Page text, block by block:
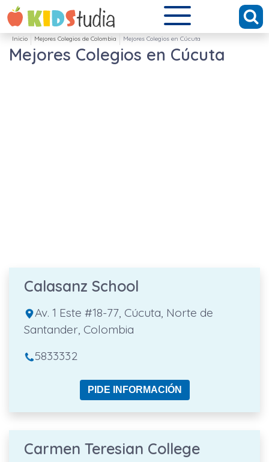
Inicio Mejores Colegios de Colombia Mejores Colegios en Cúcuta
Mejores Colegios en Cúcuta
Calasanz School
Av. 1 Este #18-77, Cúcuta, Norte de
Santander, Colombia
5833332
PIDE INFORMACIÓN
Carmen Teresian College